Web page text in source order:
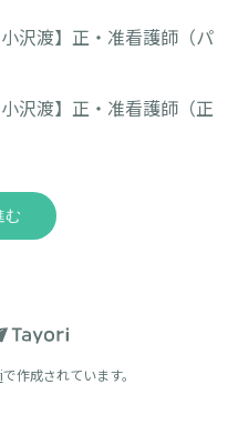
小沢渡】正・准看護師（パ
沢渡】正・准看護師（正
む
で作成されています。